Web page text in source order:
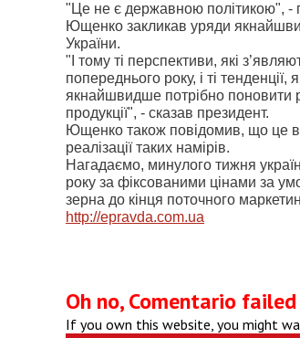
"Це не є державною політикою", -
Ющенко закликав уряди
України.
"І тому ті перспективи, які
попереднього року, і ті
якнайшвидше потрібно поновити
продукції", - сказав президент.
Ющенко також повідомив, що це
реалізації таких намірів.
Нагадаємо, минулого тижня
року за фіксованими цінами за
зерна до кінця поточного
http://epravda.com.ua
Oh no, Comentario
If you own this website, you might